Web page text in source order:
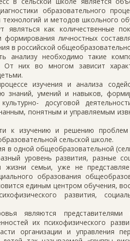
образовательного
и методов школьного
являться как количественные
формирования личностных
в российской
анализу необходимо такие
От них во многом зависит
изучения и анализа
знаний, умений и навыков,
досуговой
понятным и управляемым
к изучению и решению
сельской школе.
в одной общеобразовательной
уровень развития, разные
жизни семьи, уже не
образования
единым центром обучения,
развития,
являются представителями
их психофизического
организации и управления